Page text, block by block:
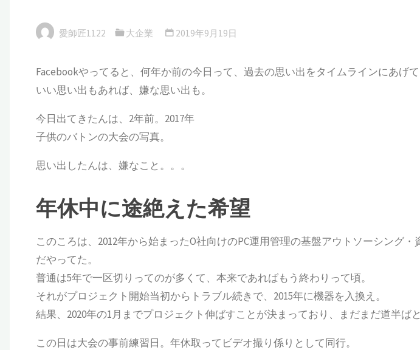
愛師匠1122 大企業 2019年9月19日
Facebookやってると、何年か前の今日って、過去の思い出をタイムラインにあげて
いい思い出もあれば、嫌な思い出も。
今日出てきたんは、2年前。2017年
子供のバトンの大会の写真。
思い出したんは、嫌なこと。。。
年休中に途絶えた希望
このころは、2012年から始まったO社向けのPC運用管理の基盤アウトソーシング
だやってた。
普通は5年で一区切りってのが多くて、本来であればもう終わりって頃。
それがプロジェクト開始当初からトラブル続きで、2015年に機器を入換え。
結果、2020年の1月までプロジェクト伸ばすことが決まっており、まだまだ道半ばと
この日は大会の事前練習日。年休取ってビデオ撮り係りとして同行。